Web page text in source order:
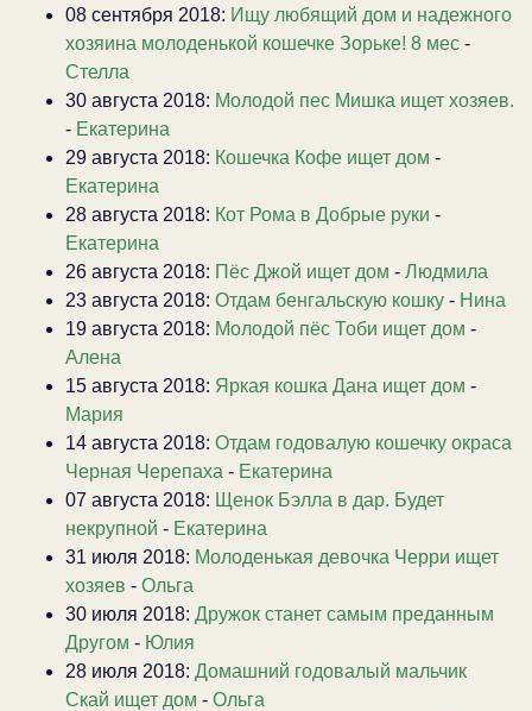
08 сентября 2018: Ищу любящий дом и надежного
хозяина молоденькой кошечке Зорьке! 8 мес -
Стелла
30 августа 2018: Молодой пес Мишка ищет хозяев.
- Екатерина
29 августа 2018: Кошечка Кофе ищет дом -
Екатерина
28 августа 2018: Кот Рома в Добрые руки -
Екатерина
26 августа 2018: Пёс Джой ищет дом - Людмила
23 августа 2018: Отдам бенгальскую кошку - Нина
19 августа 2018: Молодой пёс Тоби ищет дом -
Алена
15 августа 2018: Яркая кошка Дана ищет дом -
Мария
14 августа 2018: Отдам годовалую кошечку окраса
Черная Черепаха - Екатерина
07 августа 2018: Щенок Бэлла в дар. Будет
некрупной - Екатерина
31 июля 2018: Молоденькая девочка Черри ищет
хозяев - Ольга
30 июля 2018: Дружок станет самым преданным
Другом - Юлия
28 июля 2018: Домашний годовалый мальчик
Скай ищет дом - Ольга